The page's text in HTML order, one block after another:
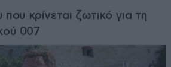
που κρίνεται ζωτικό για τη
007